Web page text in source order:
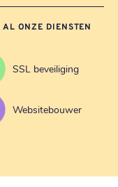
ONZE DIENSTEN
SSL beveiliging
Websitebouwer